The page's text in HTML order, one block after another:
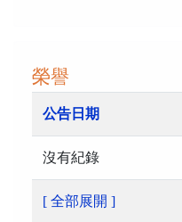
榮譽
公告日期
沒有紀錄
[ 全部展開 ]